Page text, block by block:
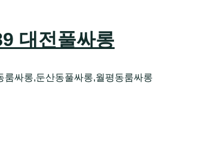
대전풀싸롱
싸롱,둔산동풀싸롱,월평동룸싸롱